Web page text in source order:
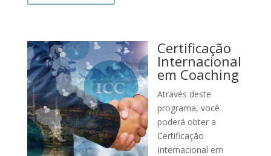
Certificação
Internacional
em Coaching
Através deste
programa, você
poderá obter a
Certificação
Internacional em